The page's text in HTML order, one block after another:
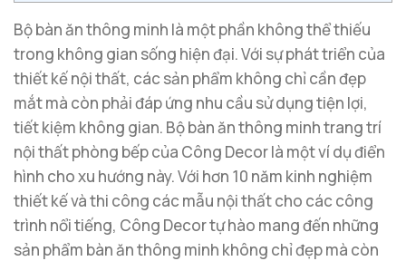
Bộ bàn ăn thông minh là một phần không thể thiếu
trong không gian sống hiện đại. Với sự phát triển của
thiết kế nội thất, các sản phẩm không chỉ cần đẹp
mắt mà còn phải đáp ứng nhu cầu sử dụng tiện lợi,
tiết kiệm không gian. Bộ bàn ăn thông minh trang trí
nội thất phòng bếp của Công Decor là một ví dụ điển
hình cho xu hướng này. Với hơn 10 năm kinh nghiệm
thiết kế và thi công các mẫu nội thất cho các công
trình nổi tiếng, Công Decor tự hào mang đến những
sản phẩm bàn ăn thông minh không chỉ đẹp mà còn